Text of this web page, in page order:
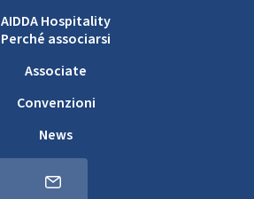
AIDDA Hospitality
Perché associarsi
Associate
Convenzioni
News